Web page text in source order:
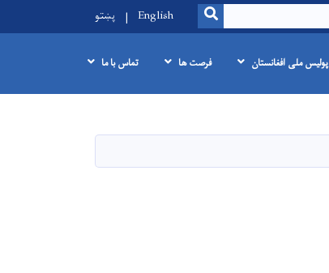
SEARCH
English پښتو
پولیس ملی افغانستان فرصت ها تماس با ما